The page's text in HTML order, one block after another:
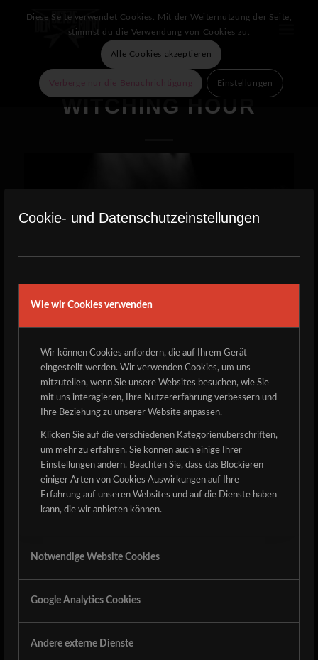
Cookie- und Datenschutzeinstellungen
Wie wir Cookies verwenden
Wir können Cookies anfordern, die auf Ihrem Gerät
eingestellt werden. Wir verwenden Cookies, um uns
mitzuteilen, wenn Sie unsere Websites besuchen, wie Sie
mit uns interagieren, Ihre Nutzererfahrung verbessern und
Ihre Beziehung zu unserer Website anpassen.
Klicken Sie auf die verschiedenen Kategorienüberschriften,
um mehr zu erfahren. Sie können auch einige Ihrer
Einstellungen ändern. Beachten Sie, dass das Blockieren
einiger Arten von Cookies Auswirkungen auf Ihre
Erfahrung auf unseren Websites und auf die Dienste haben
kann, die wir anbieten können.
Notwendige Website Cookies
Google Analytics Cookies
Andere externe Dienste
WITCHING HOUR
[eng below]
Witching Hour sind seit ihrem 2007er Demo aber
spätestens seit dem 2009er Black-Trash-Underground-
Meilenstein „rise of the desecrated“ fester Bestandtteil in
den Plattensammlungen von wahrscheinlich jedem von
euch.
Mit „…and silent grief Shadows the Passing Moon“ haben
sie 2018 ihren dritten Langspieler rausgebracht und es
Tickets
Since their 2007 demo and at least since their 2009 black
trash underground milestone “rise of the desecrated”,
every record collections of Yours.
Diese Seite verwendet Cookies. Mit der Weiternutzung der Seite,
stimmst du die Verwendung von Cookies zu.
Alle Cookies akzeptieren
Verberge nur die Benachrichtigung Einstellungen